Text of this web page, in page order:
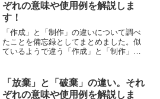
ぞれの意味や使用例を解説しま
す！
「作成」と「制作」の違いについて調べ
たことを備忘録としてまとめました。似
ているようで違う「作成」と「制作」の
「放棄」と「破棄」の違い。それ
ぞれの意味や使用例を解説しま